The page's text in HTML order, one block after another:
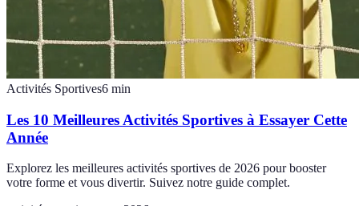
Activités Sportives6 min
Les 10 Meilleures Activités Sportives à Essayer Cette
Année
Explorez les meilleures activités sportives de 2026 pour booster
votre forme et vous divertir. Suivez notre guide complet.